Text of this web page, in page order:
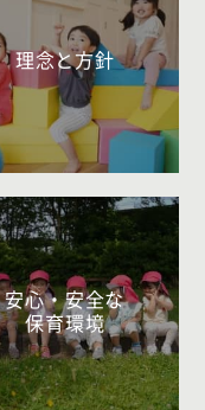
理念と方針
安心・安全な
保育環境